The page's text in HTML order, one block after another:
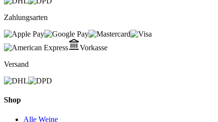
Zahlungsarten
Vorkasse
Versand
Shop
Alle Weine